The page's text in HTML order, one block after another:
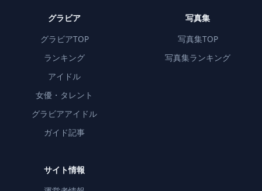
グラビア
グラビアTOP
ランキング
アイドル
女優・タレント
グラビアアイドル
ガイド記事
写真集
写真集TOP
写真集ランキング
サイト情報